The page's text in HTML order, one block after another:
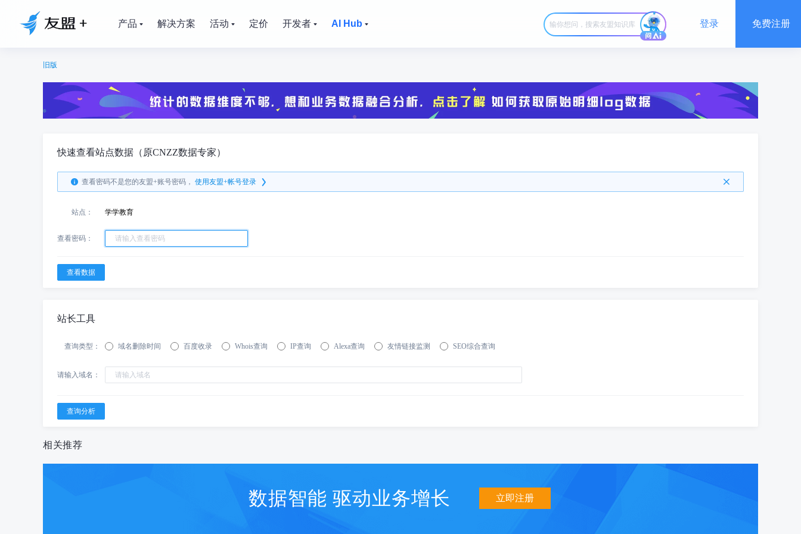
产品 解决方案 活动 定价 开发者 AI Hub 登录 免费注册
旧版
快速查看站点数据（原CNZZ数据专家）
查看密码不是您的友盟+账号密码， 使用友盟+帐号登录
站点： 学学教育
查看密码：
站长工具
查询类型： 域名删除时间 百度收录 Whois查询 IP查询 Alexa查询 友情链接监测 SEO综合查询
请输入域名：
相关推荐
数据智能 驱动业务增长 立即注册